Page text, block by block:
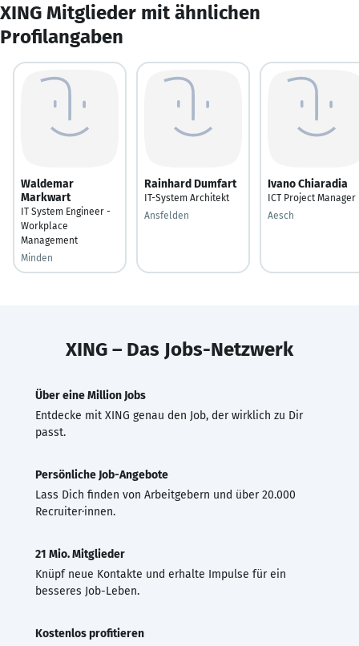
XING Mitglieder mit ähnlichen
Profilangaben
Waldemar
Markwart
IT System Engineer -
Workplace
Management
Minden
Rainhard Dumfart
IT-System Architekt
Ansfelden
Ivano Chiaradia
ICT Project Manager
Aesch
XING – Das Jobs-Netzwerk
Über eine Million Jobs
Entdecke mit XING genau den Job, der wirklich zu Dir
passt.
Persönliche Job-Angebote
Lass Dich finden von Arbeitgebern und über 20.000
Recruiter·innen.
21 Mio. Mitglieder
Knüpf neue Kontakte und erhalte Impulse für ein
besseres Job-Leben.
Kostenlos profitieren